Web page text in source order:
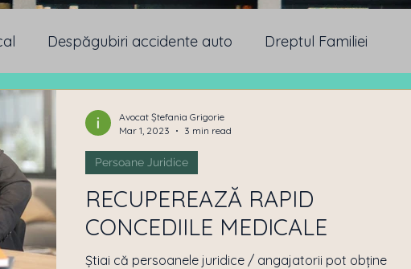
Despăgubiri accidente auto Dreptul Familiei
Ocrotirea persoanelor fizice
Persoane Juridice Succesiuni
RECUPEREAZĂ RAPID
CONCEDIILE MEDICALE
Știai că persoanele juridice / angajatorii pot obține
Persoane Juridice
Avocat Ștefania Grigorie
Mar 1, 2023
3 min read